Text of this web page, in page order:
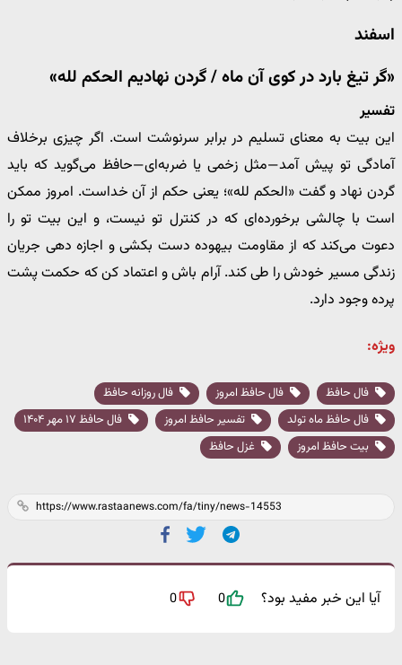
اسفند
«گر تیغ بارد در کوی آن ماه / گردن نهادیم الحکم لله»
تفسیر
این بیت به معنای تسلیم در برابر سرنوشت است. اگر چیزی برخلاف
آمادگی تو پیش آمد—مثل زخمی یا ضربه‌ای—حافظ می‌گوید که باید
گردن نهاد و گفت «الحکم لله»؛ یعنی حکم از آن خداست. امروز ممکن
است با چالشی برخورده‌ای که در کنترل تو نیست، و این بیت تو را
دعوت می‌کند که از مقاومت بیهوده دست بکشی و اجازه دهی جریان
زندگی مسیر خودش را طی کند. آرام باش و اعتماد کن که حکمت پشت
پرده وجود دارد.
ویژه:
فال حافظ فال حافظ امروز
فال روزانه حافظ
فال حافظ ماه تولد
تفسیر حافظ امروز
فال حافظ ۱۷ مهر ۱۴۰۴
بیت حافظ امروز
غزل حافظ
آیا این خبر مفید بود؟ 0
0